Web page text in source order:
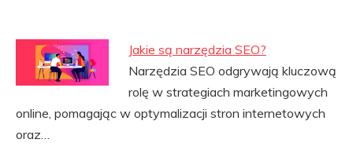
Jakie są narzędzia SEO?
Narzędzia SEO odgrywają kluczową
rolę w strategiach marketingowych
online, pomagając w optymalizacji stron internetowych
oraz…